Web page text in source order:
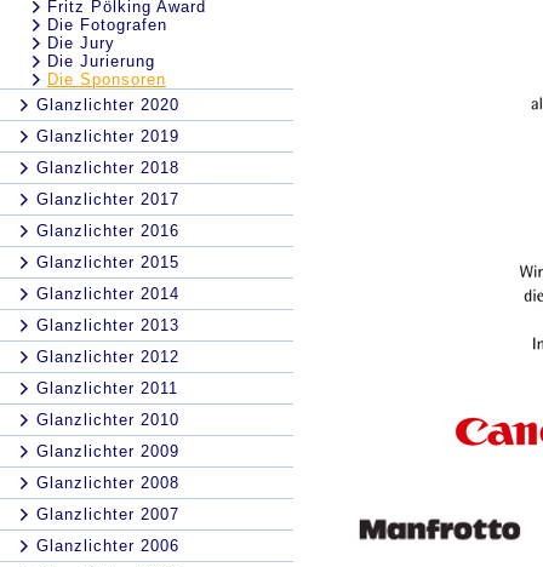
Fritz Pölking Award
Die Fotografen
Die Jury
Die Jurierung
Die Sponsoren
Glanzlichter 2020
Glanzlichter 2019
Glanzlichter 2018
Glanzlichter 2017
Glanzlichter 2016
Glanzlichter 2015
Glanzlichter 2014
Glanzlichter 2013
Glanzlichter 2012
Glanzlichter 2011
Glanzlichter 2010
Glanzlichter 2009
Glanzlichter 2008
Glanzlichter 2007
Glanzlichter 2006